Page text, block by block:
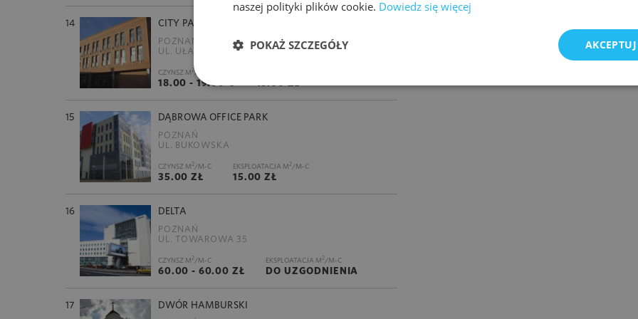
14 CITY PARK POZNAŃ
POZNAŃ
UL. UŁAŃSKA 1
CZYNSZ M2/M-C
18.00 - 19.00 €
15 DĄBROWA OFFICE PARK
POZNAŃ
UL. BUKOWSKA
CZYNSZ M2/M-C
35.00 ZŁ
EKSPLOATACJA M2/M-C
15.00 ZŁ
16 DELTA
POZNAŃ
UL. TOWAROWA 35
CZYNSZ M2/M-C
60.00 - 60.00 ZŁ
EKSPLOATACJA M2/M-C
DO UZGODNIENIA
17 DWÓR HAMBURSKI
naszej polityki plików cookie. Dowiedz się więcej
POKAŻ SZCZEGÓŁY